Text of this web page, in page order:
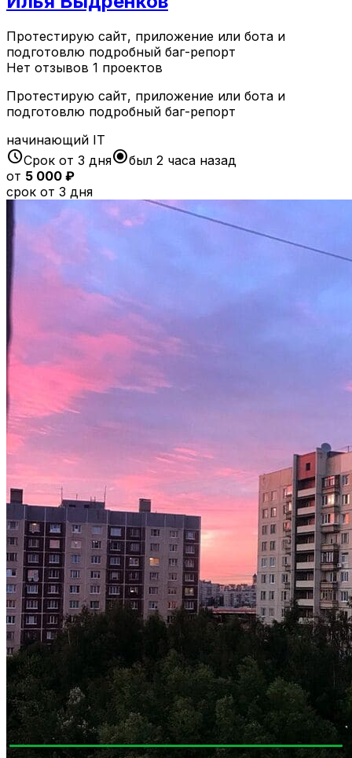
Протестирую сайт, приложение или бота и
подготовлю подробный баг-репорт
Нет отзывов 1 проектов
Протестирую сайт, приложение или бота и
подготовлю подробный баг-репорт
начинающий IT
scheduleСрок от 3 дняradio_button_checkedбыл 2 часа назад
от 5 000 ₽
срок от 3 дня